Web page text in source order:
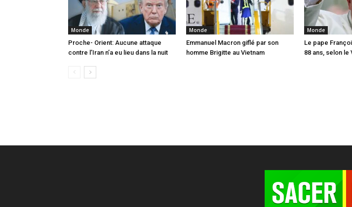
Monde
Proche- Orient: Aucune attaque
contre l’Iran n’a eu lieu dans la nuit
Monde
Emmanuel Macron giflé par son
homme Brigitte au Vietnam
Monde
Le pape
88 ans, selon le